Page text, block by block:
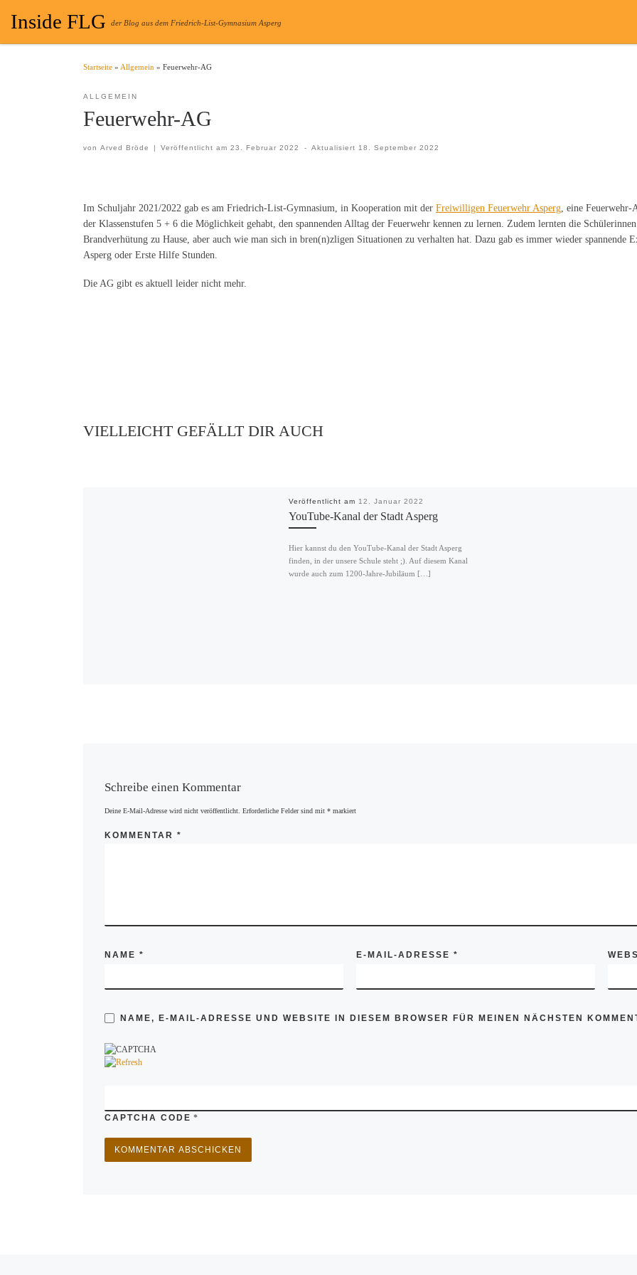
Zum Inhalt springen
Inside FLG der Blog aus dem Friedrich-List-Gymnasium Asperg
Startseite » Allgemein » Feuerwehr-AG
ALLGEMEIN
Feuerwehr-AG
von Arved Bröde | Veröffentlicht am23. Februar 2022 - Aktualisiert 18. September 2022
Im Schuljahr 2021/2022 gab es am Friedrich-List-Gymnasium, in Kooperation mit der Freiwilligen Feuerwehr Asperg , eine
der Klassenstufen 5 + 6 die Möglichkeit gehabt, den spannenden Alltag der Feuerwehr kennen zu lernen. Zudem lernten die
Brandverhütung zu Hause, aber auch wie man sich in bren(n)zligen Situationen zu verhalten hat. Dazu gab es immer wieder
Asperg oder Erste Hilfe Stunden.
Die AG gibt es aktuell leider nicht mehr.
VIELLEICHT GEFÄLLT DIR AUCH
Veröffentlicht am 12. Januar 2022
YouTube-Kanal der Stadt Asperg
Hier kannst du den YouTube-Kanal der Stadt Asperg
finden, in der unsere Schule steht ;). Auf diesem Kanal
wurde auch zum 1200-Jahre-Jubiläum […]
Schreibe einen Kommentar
Deine E-Mail-Adresse wird nicht veröffentlicht. Erforderliche Felder sind mit * markiert
KOMMENTAR *
NAME * E-MAIL-ADRESSE *
NAME, E-MAIL-ADRESSE UND WEBSITE IN DIESEM BROWSER FÜR MEINEN NÄCHSTEN
CAPTCHA CODE *